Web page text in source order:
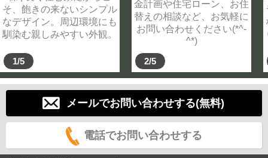
1/5 2/5
メールでお問い合わせする(無料)
電話でお問い合わせする